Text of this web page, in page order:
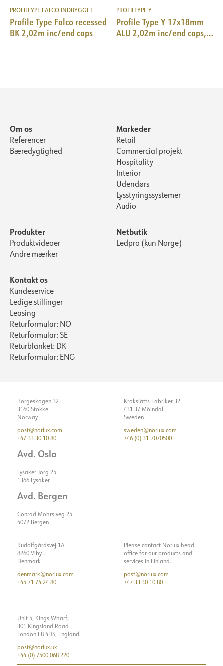
PROFILTYPE FALCO INDBYGGET
Profile Type Falco recessed
BK 2,02m inc/end caps
PROFILTYPE Y
Profile Type Y 17x18mm
ALU 2,02m inc/end caps,
Om os
Referencer
Bæredygtighed
Markeder
Retail
Commercial projekt
Hospitality
Interior
Udendørs
Lysstyringssystemer
Audio
Produkter
Produktvideoer
Andre mærker
Netbutik
Ledpro (kun Norge)
Kontakt os
Kundeservice
Ledige stillinger
Leasing
Returformular: NO
Returformular: SE
Returblanket: DK
Returformular: ENG
Borgeskogen 32
3160 Stokke
Norway
post@norlux.com
+47 33 30 10 80
Avd. Oslo
Lysaker Torg 25
1366 Lysaker
Avd. Bergen
Conrad Mohrs veg 25
5072 Bergen
Krokslätts Fabriker 32
431 37 Mölndal
Sweden
sweden@norlux.com
+46 (0) 31-7070500
Rudolfgårdsvej 1A
8260 Viby J
Denmark
denmark@norlux.com
+45 71 74 24 80
Please contact Norlux head
office for our products and
services in Finland.
post@norlux.com
+47 33 30 10 80
Unit 5, Kings Wharf,
301 Kingsland Road
London E8 4DS, England
post@norlux.uk
+44 (0) 7500 068 220